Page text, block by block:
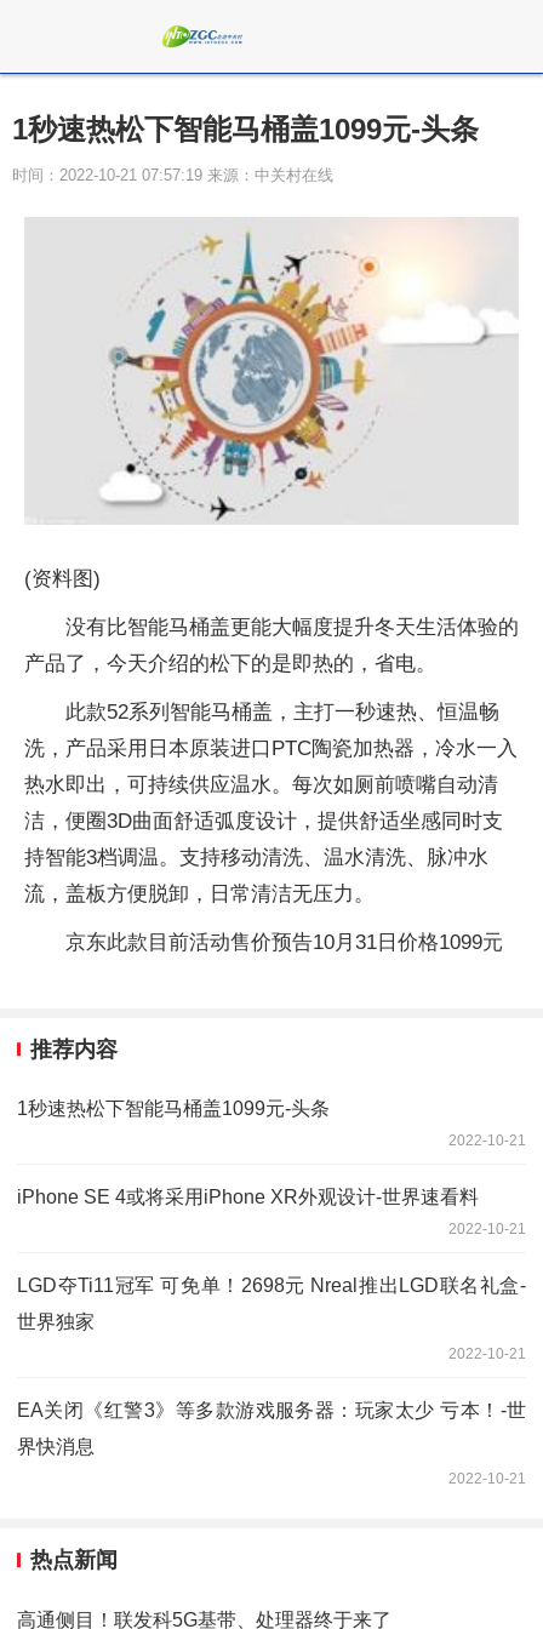
1秒速热松下智能马桶盖1099元-头条
时间：2022-10-21 07:57:19 来源：中关村在线
(资料图)
没有比智能马桶盖更能大幅度提升冬天生活体验的
产品了，今天介绍的松下的是即热的，省电。
此款52系列智能马桶盖，主打一秒速热、恒温畅
洗，产品采用日本原装进口PTC陶瓷加热器，冷水一入
热水即出，可持续供应温水。每次如厕前喷嘴自动清
洁，便圈3D曲面舒适弧度设计，提供舒适坐感同时支
持智能3档调温。支持移动清洗、温水清洗、脉冲水
流，盖板方便脱卸，日常清洁无压力。
京东此款目前活动售价预告10月31日价格1099元
推荐内容
1秒速热松下智能马桶盖1099元-头条
2022-10-21
iPhone SE 4或将采用iPhone XR外观设计-世界速看料
2022-10-21
LGD夺Ti11冠军 可免单！2698元 Nreal推出LGD联名礼盒-
世界独家
2022-10-21
EA关闭《红警3》等多款游戏服务器：玩家太少 亏本！-世
界快消息
2022-10-21
热点新闻
高通侧目！联发科5G基带、处理器终于来了